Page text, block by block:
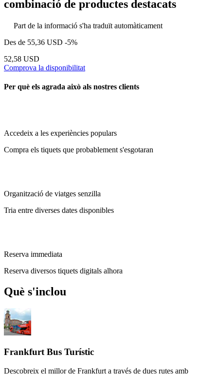
combinació de productes destacats
Part de la informació s'ha traduït automàticament
Des de 55,36 USD -5%
52,58 USD
Comprova la disponibilitat
Per què els agrada això als nostres clients
Accedeix a les experiències populars
Compra els tiquets que probablement s'esgotaran
Organització de viatges senzilla
Tria entre diverses dates disponibles
Reserva immediata
Reserva diversos tiquets digitals alhora
Què s'inclou
Frankfurt Bus Turístic
Descobreix el millor de Frankfurt a través de dues rutes amb